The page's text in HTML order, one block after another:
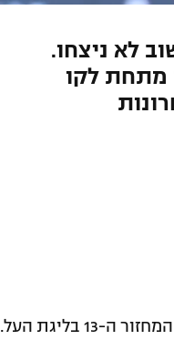
האדומות שוב לא ניצחו.
מתחת לקו
הפועל ירושלים והפועל חיפה נפרדו הערב (שבת) ב-1:1 במשחק במסגרת המחזור ה-13 בליגת העל.